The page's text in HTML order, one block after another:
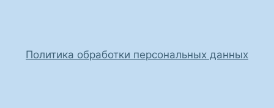
Политика обработки персональных данных